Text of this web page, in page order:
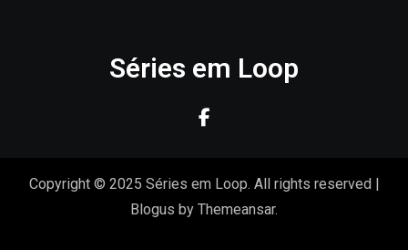
Séries em Loop
Copyright © 2025 Séries em Loop. All rights reserved |
Blogus by Themeansar.